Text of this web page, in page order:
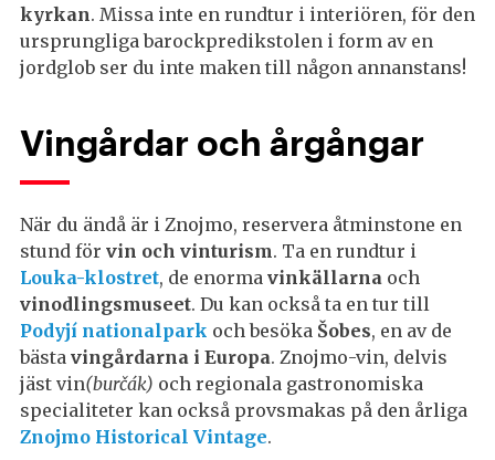
kyrkan. Missa inte en rundtur i interiören, för den
ursprungliga barockpredikstolen i form av en
jordglob ser du inte maken till någon annanstans!
Vingårdar och årgångar
När du ändå är i Znojmo, reservera åtminstone en
stund för vin och vinturism. Ta en rundtur i
Louka-klostret, de enorma vinkällarna och
vinodlingsmuseet. Du kan också ta en tur till
Podyjí nationalpark och besöka Šobes, en av de
bästa vingårdarna i Europa. Znojmo-vin, delvis
jäst vin(burčák) och regionala gastronomiska
specialiteter kan också provsmakas på den årliga
Znojmo Historical Vintage.